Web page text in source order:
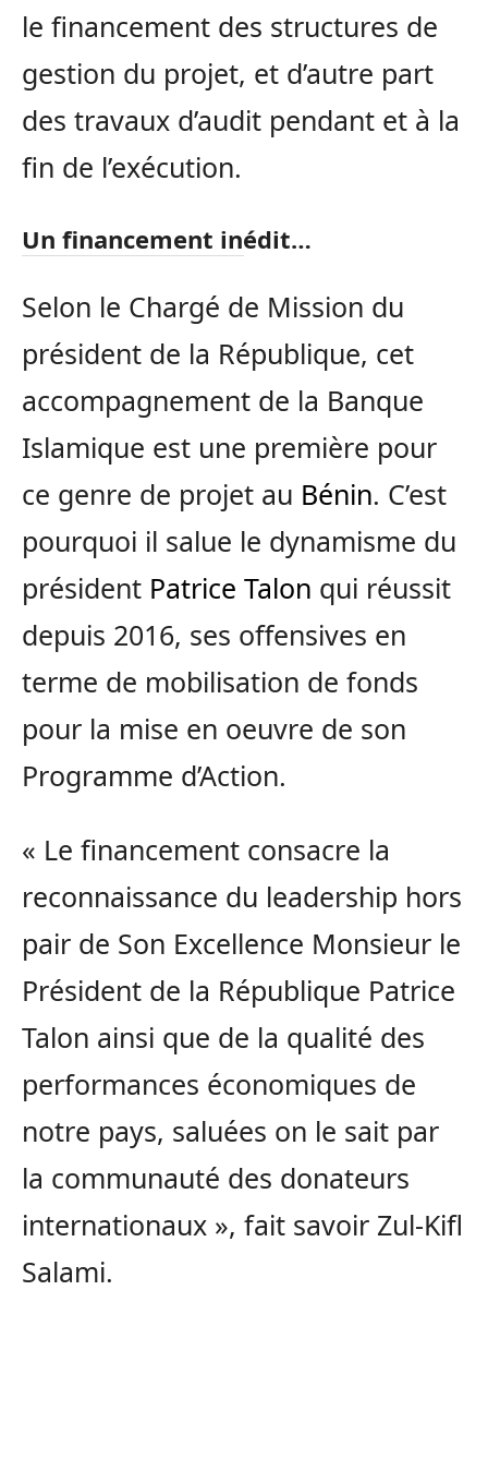
le financement des structures de
gestion du projet, et d’autre part
des travaux d’audit pendant et à la
fin de l’exécution.
Un financement inédit…
Selon le Chargé de Mission du
président de la République, cet
accompagnement de la Banque
Islamique est une première pour
ce genre de projet au Bénin. C’est
pourquoi il salue le dynamisme du
président Patrice Talon qui réussit
depuis 2016, ses offensives en
terme de mobilisation de fonds
pour la mise en oeuvre de son
Programme d’Action.
« Le financement consacre la
reconnaissance du leadership hors
pair de Son Excellence Monsieur le
Président de la République Patrice
Talon ainsi que de la qualité des
performances économiques de
notre pays, saluées on le sait par
la communauté des donateurs
internationaux », fait savoir Zul-Kifl
Salami.